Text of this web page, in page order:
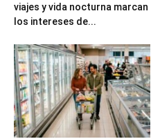
viajes y vida nocturna marcan
los intereses de...